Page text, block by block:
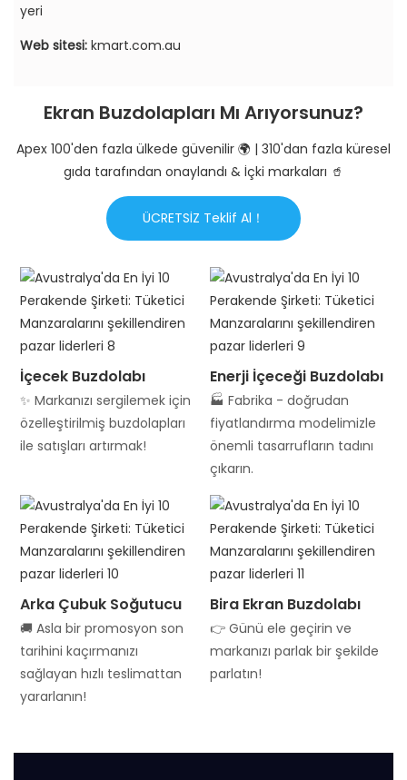
yeri
Web sitesi: kmart.com.au
Ekran Buzdolapları Mı Arıyorsunuz?
Apex 100'den fazla ülkede güvenilir 🌍 | 310'dan fazla küresel
gıda tarafından onaylandı & İçki markaları 🥤
ÜCRETSİZ Teklif Al！
İçecek Buzdolabı
✨ Markanızı sergilemek için
özelleştirilmiş buzdolapları
ile satışları artırmak!
Enerji İçeceği Buzdolabı
🏭 Fabrika - doğrudan
fiyatlandırma modelimizle
önemli tasarrufların tadını
çıkarın.
Arka Çubuk Soğutucu
🚚 Asla bir promosyon son
tarihini kaçırmanızı
sağlayan hızlı teslimattan
yararlanın!
Bira Ekran Buzdolabı
👉 Günü ele geçirin ve
markanızı parlak bir şekilde
parlatın!